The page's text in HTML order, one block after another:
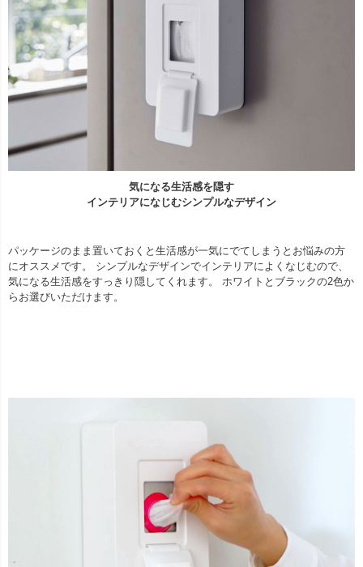
気になる生活感を隠す
インテリアになじむシンプルなデザイン
パッケージのまま置いておくと生活感が一気にでてしまうとお悩みの方
にオススメです。 シンプルなデザインでインテリアによくなじむので、
気になる生活感をすっきり隠してくれます。 ホワイトとブラックの2色か
らお選びいただけます。